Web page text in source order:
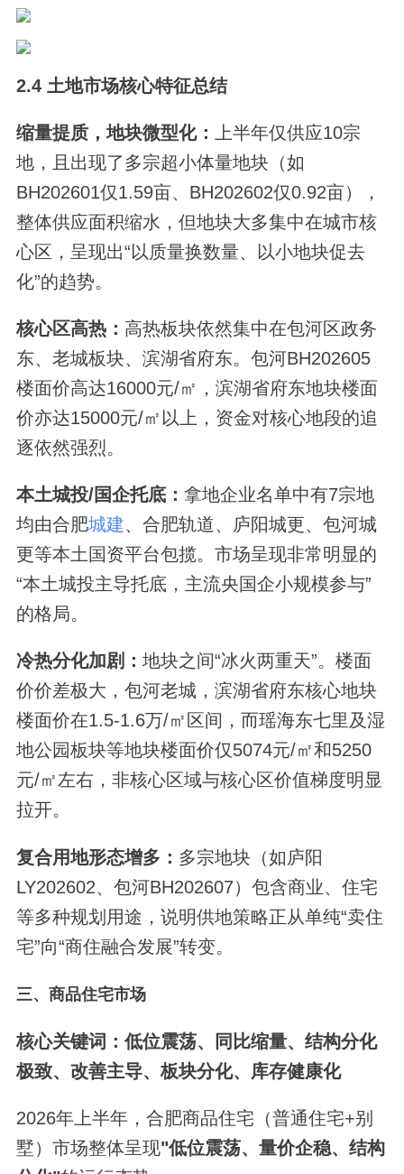
2.4 土地市场核心特征总结
缩量提质，地块微型化：
上半年仅供应10宗
地，且出现了多宗超小体量地块（如
BH202601仅1.59亩、BH202602仅0.92亩），
整体供应面积缩水，但地块大多集中在城市核
心区，呈现出“以质量换数量、以小地块促去
化”的趋势。
核心区高热： 高热板块依然集中在包河区政务
东、老城板块、滨湖省府东。包河BH202605
楼面价高达16000元/㎡，滨湖省府东地块楼面
价亦达15000元/㎡以上，资金对核心地段的追
逐依然强烈。
本土城投/国企托底： 拿地企业名单中有7宗地
均由合肥城建、合肥轨道、庐阳城更、包河城
更等本土国资平台包揽。市场呈现非常明显的
“本土城投主导托底，主流央国企小规模参与”
的格局。
冷热分化加剧： 地块之间“冰火两重天”。楼面
价价差极大，包河老城，滨湖省府东核心地块
楼面价在1.5-1.6万/㎡区间，而瑶海东七里及湿
地公园板块等地块楼面价仅5074元/㎡和5250
元/㎡左右，非核心区域与核心区价值梯度明显
拉开。
复合用地形态增多： 多宗地块（如庐阳
LY202602、包河BH202607）包含商业、住宅
等多种规划用途，说明供地策略正从单纯“卖住
宅”向“商住融合发展”转变。
三、商品住宅市场
核心关键词：低位震荡、同比缩量、结构分化
极致、改善主导、板块分化、库存健康化
2026年上半年，合肥商品住宅（普通住宅+别
墅）市场整体呈现"低位震荡、量价企稳、结构